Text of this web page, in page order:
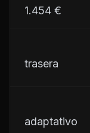
1.454 €
•
trasera
•
adaptativo